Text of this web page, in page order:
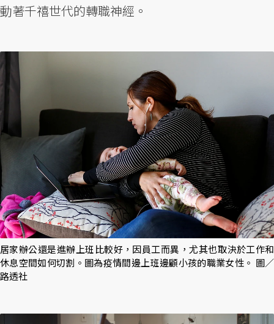
動著千禧世代的轉職神經。
居家辦公還是進辦上班比較好，因員工而異，尤其也取決於工作和
休息空間如何切割。圖為疫情間邊上班邊顧小孩的職業女性。 圖／
路透社